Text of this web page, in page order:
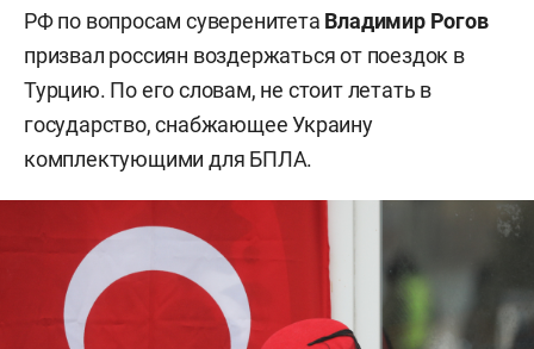
РФ по вопросам суверенитета Владимир Рогов
призвал россиян воздержаться от поездок в
Турцию. По его словам, не стоит летать в
государство, снабжающее Украину
комплектующими для БПЛА.